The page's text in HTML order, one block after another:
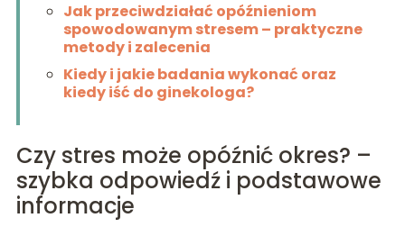
Jak przeciwdziałać opóźnieniom
spowodowanym stresem – praktyczne
metody i zalecenia
Kiedy i jakie badania wykonać oraz
kiedy iść do ginekologa?
Czy stres może opóźnić okres? –
szybka odpowiedź i podstawowe
informacje